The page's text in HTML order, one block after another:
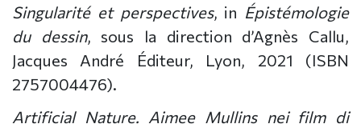
Singularité et perspectives, in Épistémologie
du dessin, sous la direction d’Agnès Callu,
Jacques André Éditeur, Lyon, 2021 (ISBN
2757004476).
Artificial Nature. Aimee Mullins nei film di